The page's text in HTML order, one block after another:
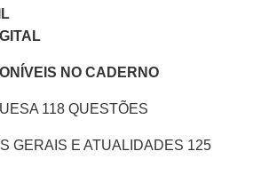
NO CADERNO
118 QUESTÕES
GERAIS E ATUALIDADES 125